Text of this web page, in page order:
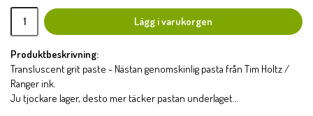
Lägg i varukorgen
Produktbeskrivning:
Transluscent grit paste - Nästan genomskinlig pasta från Tim Holtz /
Ranger ink.
Ju tjockare lager, desto mer täcker pastan underlaget...